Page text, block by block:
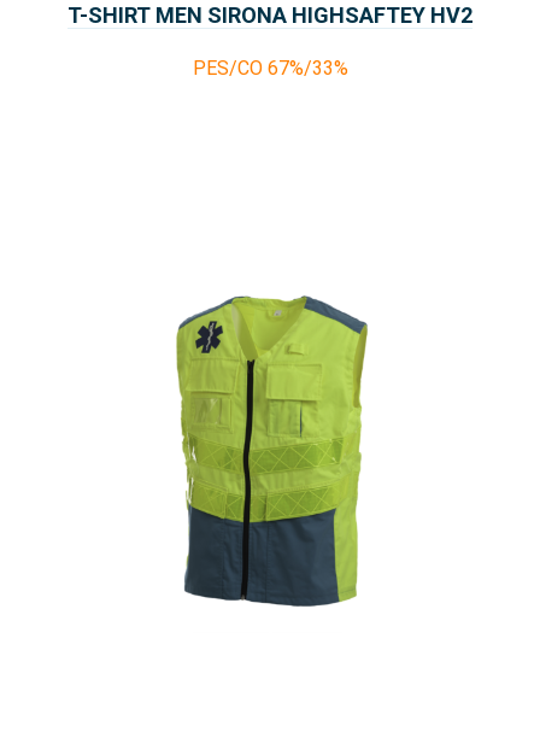
T-SHIRT MEN SIRONA HIGHSAFTEY HV2
PES/CO 67%/33%